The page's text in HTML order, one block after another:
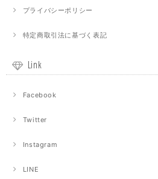
プライバシーポリシー
特定商取引法に基づく表記
Link
Facebook
Twitter
Instagram
LINE